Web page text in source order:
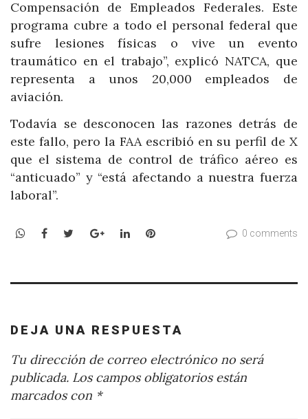
Compensación de Empleados Federales. Este
programa cubre a todo el personal federal que
sufre lesiones físicas o vive un evento
traumático en el trabajo”, explicó NATCA, que
representa a unos 20,000 empleados de
aviación.
Todavía se desconocen las razones detrás de
este fallo, pero la FAA escribió en su perfil de X
que el sistema de control de tráfico aéreo es
“anticuado” y “está afectando a nuestra fuerza
laboral”.
WhatsApp
Facebook
TwitterGoogle+LinkedInPinterest 0 comments
DEJA UNA RESPUESTA
Tu dirección de correo electrónico no será
publicada. Los campos obligatorios están
marcados con *